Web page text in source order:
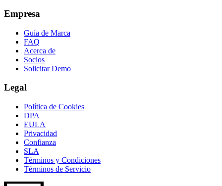
Empresa
Guía de Marca
FAQ
Acerca de
Socios
Solicitar Demo
Legal
Política de Cookies
DPA
EULA
Privacidad
Confianza
SLA
Términos y Condiciones
Términos de Servicio